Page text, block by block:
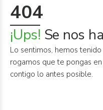
Mobiliario
Servicios generales
Seguridad
404
¡Ups! Se nos
Lo sentimos, hemos
rogamos que te pongas
contigo lo antes posible.